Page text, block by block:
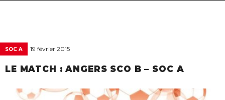
SOC A 19 février 2015
LE MATCH : ANGERS SCO B – SOC A